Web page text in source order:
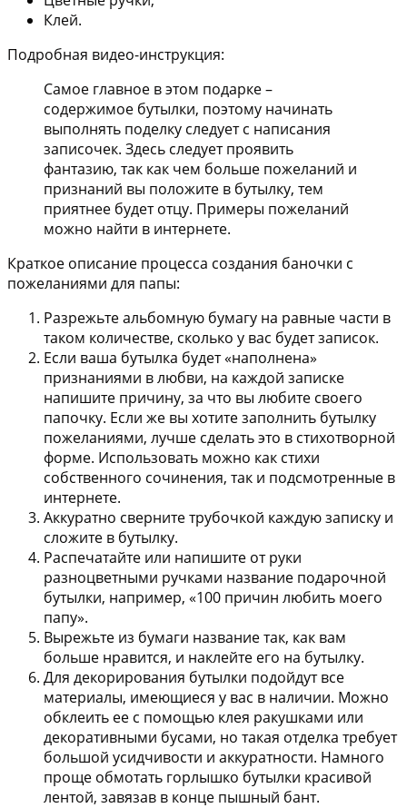
Клей.
Подробная видео-инструкция:
Самое главное в этом подарке –
содержимое бутылки, поэтому начинать
выполнять поделку следует с написания
записочек. Здесь следует проявить
фантазию, так как чем больше пожеланий и
признаний вы положите в бутылку, тем
приятнее будет отцу. Примеры пожеланий
можно найти в интернете.
Краткое описание процесса создания баночки с
пожеланиями для папы:
Разрежьте альбомную бумагу на равные части в
таком количестве, сколько у вас будет записок.
Если ваша бутылка будет «наполнена»
признаниями в любви, на каждой записке
напишите причину, за что вы любите своего
папочку. Если же вы хотите заполнить бутылку
пожеланиями, лучше сделать это в стихотворной
форме. Использовать можно как стихи
собственного сочинения, так и подсмотренные в
интернете.
Аккуратно сверните трубочкой каждую записку и
сложите в бутылку.
Распечатайте или напишите от руки
разноцветными ручками название подарочной
бутылки, например, «100 причин любить моего
папу».
Вырежьте из бумаги название так, как вам
больше нравится, и наклейте его на бутылку.
Для декорирования бутылки подойдут все
материалы, имеющиеся у вас в наличии. Можно
обклеить ее с помощью клея ракушками или
декоративными бусами, но такая отделка требует
большой усидчивости и аккуратности. Намного
проще обмотать горлышко бутылки красивой
лентой, завязав в конце пышный бант.